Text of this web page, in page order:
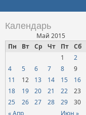
Календарь
Май 2015
Пн
Вт Ср Чт Пт Сб
« Апр Июн »
1 2
4
5 6 7 8 9
11
12 13 14 15 16
18
19 20 21 22 23
25
26 27 28 29 30